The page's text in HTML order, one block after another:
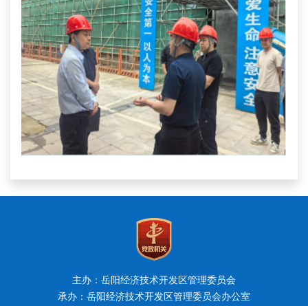
主办：岳阳经济技术开发区管理委员会
承办：岳阳经济技术开发区管理委员会办公室